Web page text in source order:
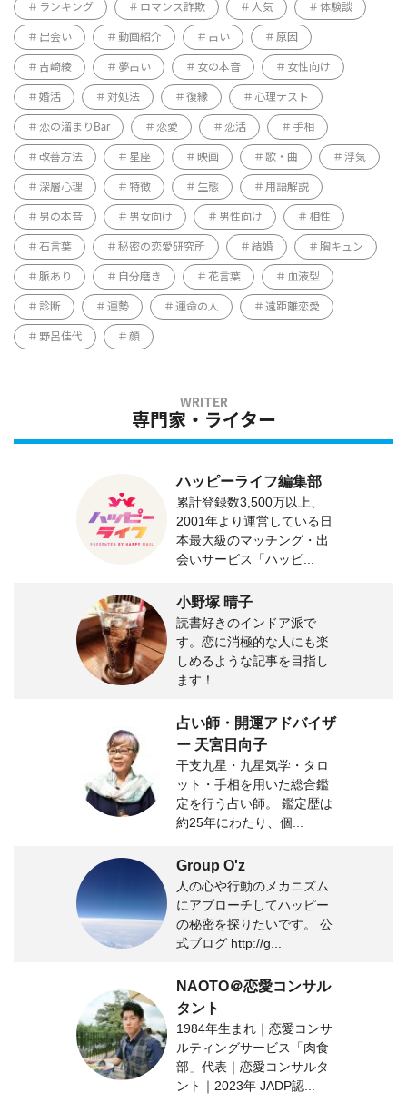
ランキング ロマンス詐欺 人気 体験談
出会い 動画紹介 占い 原因
吉崎綾 夢占い 女の本音 女性向け
婚活 対処法 復縁 心理テスト
恋の溜まりBar 恋愛 恋活 手相
改善方法 星座 映画 歌・曲 浮気
深層心理 特徴 生態 用語解説
男の本音 男女向け 男性向け 相性
石言葉 秘密の恋愛研究所 結婚 胸キュン
脈あり 自分磨き 花言葉 血液型
診断 運勢 運命の人 遠距離恋愛
野呂佳代 顔
専門家・ライター
ハッピーライフ編集部
累計登録数3,500万以上、
2001年より運営している日
本最大級のマッチング・出
会いサービス「ハッピ...
小野塚 晴子
読書好きのインドア派で
す。恋に消極的な人にも楽
しめるような記事を目指し
ます！
占い師・開運アドバイザ
ー 天宮日向子
干支九星・九星気学・タロ
ット・手相を用いた総合鑑
定を行う占い師。 鑑定歴は
約25年にわたり、個...
Group O'z
人の心や行動のメカニズム
にアプローチしてハッピー
の秘密を探りたいです。 公
式ブログ http://g...
NAOTO＠恋愛コンサル
タント
1984年生まれ｜恋愛コンサ
ルティングサービス「肉食
部」代表｜恋愛コンサルタ
ント｜2023年 JADP認...